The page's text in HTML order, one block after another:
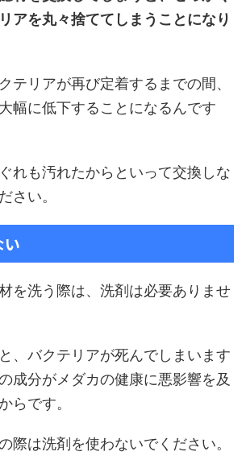
アを丸々捨ててしまうことになり
テリアが再び定着するまでの間、
幅に低下することになるんです
れも汚れたからといって交換しな
さい。
い
を洗う際は、洗剤は必要ありませ
、バクテリアが死んでしまいます
成分がメダカの健康に悪影響を及
らです。
際は洗剤を使わないでください。